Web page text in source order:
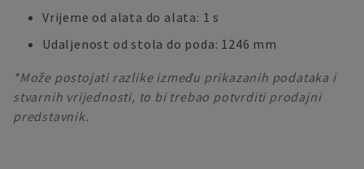
Vrijeme od alata do alata: 1 s
Udaljenost od stola do poda: 1246 mm
*Može postojati razlike između prikazanih podataka i
stvarnih vrijednosti, to bi trebao potvrditi prodajni
predstavnik.